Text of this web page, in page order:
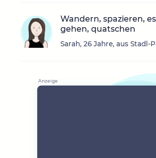
Wandern, spazieren,
gehen, quatschen
Sarah, 26 Jahre, aus Stadl-